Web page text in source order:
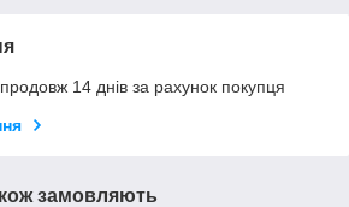
14 днів за рахунок покупця
замовляють